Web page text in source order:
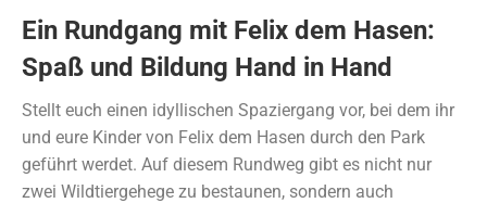
Ein Rundgang mit Felix dem Hasen:
Spaß und Bildung Hand in Hand
Stellt euch einen idyllischen Spaziergang vor, bei dem ihr
und eure Kinder von Felix dem Hasen durch den Park
geführt werdet. Auf diesem Rundweg gibt es nicht nur
zwei Wildtiergehege zu bestaunen, sondern auch